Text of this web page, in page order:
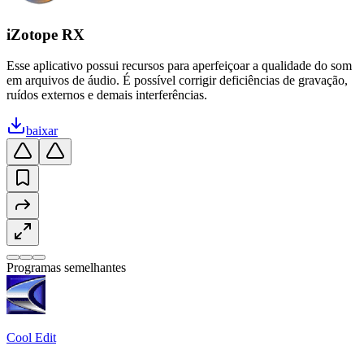
iZotope RX
Esse aplicativo possui recursos para aperfeiçoar a qualidade do som
em arquivos de áudio. É possível corrigir deficiências de gravação,
ruídos externos e demais interferências.
baixar
Programas semelhantes
Cool Edit